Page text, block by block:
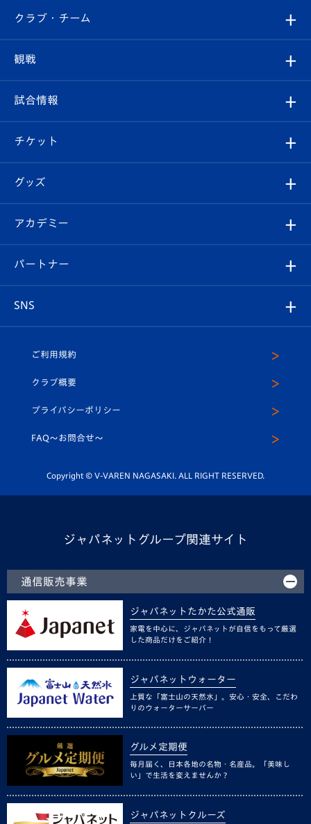
すべて
クラブ
試合情報
チケット
イベント
メディア
ホームタウン
クラブ・チーム
クラブ概要
エンブレム紹介
スタッフプロフィール
マスコット紹介
平和祈念活動
ホームタウン活動
観戦
観戦ルール
はじめての観戦ガイド
Revive Team
ヴィヴィくんの長崎おもてなしガイド
試合情報
試合日程/結果
フォトギャラリー
スタジアムグルメ
チケット
チケット
V-LOVERS（ファンクラブ）
プレイヤーズスイート
グッズ
オンラインショップ
店舗情報
アカデミー
育成からのお知らせ
U-18
スクール
パートナー
SNS
ヴィヴィくんインスタグラム
公式LINE＠
ご利用規約
クラブ概要
プライバシーポリシー
FAQ〜お問合せ〜
Copyright © V-VAREN NAGASAKI. ALL RIGHT RESERVED.
ジャパネットグループ関連サイト
通信販売事業
ジャパネットたかた公式通販
家電を中心に、ジャパネットが自信をもって厳選
した商品だけをご紹介！
ジャパネットウォーター
上質な「富士山の天然水」。安心・安全、こだわ
りのウォーターサーバー
グルメ定期便
毎月届く、日本各地の名物・名産品。「美味し
い」で生活を変えませんか？
ジャパネットクルーズ